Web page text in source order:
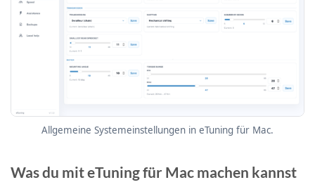
Allgemeine Systemeinstellungen in eTuning für Mac.
Was du mit eTuning für Mac machen kannst